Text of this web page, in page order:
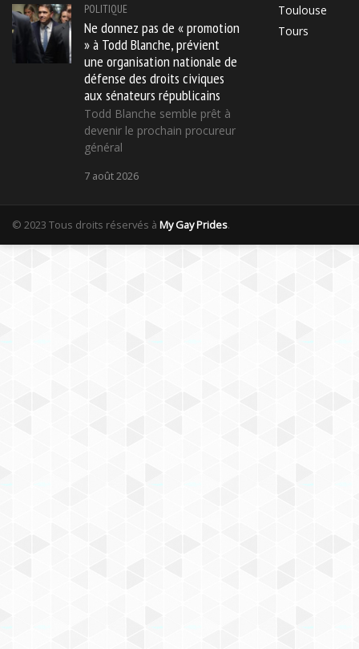
POLITIQUE
Ne donnez pas de « promotion
» à Todd Blanche, prévient
une organisation nationale de
défense des droits civiques
aux sénateurs républicains
Todd Blanche semble prêt à
devenir le prochain procureur
général
7 août 2026
Toulouse
Tours
© 2023 Tous droits réservés à My Gay Prides.